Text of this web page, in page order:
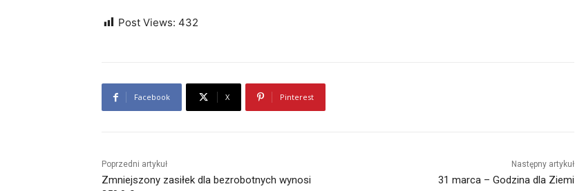
Post Views: 432
Facebook X Pinterest
Poprzedni artykuł
Zmniejszony zasiłek dla bezrobotnych wynosi
Następny artykuł
31 marca – Godzina dla Ziemi